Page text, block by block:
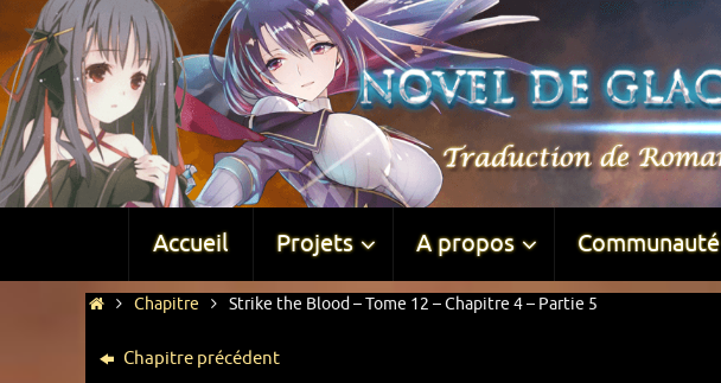
Accueil Projets A propos Communauté
Chapitre Strike the Blood – Tome 12 – Chapitre 4 – Partie 5
Chapitre précédent